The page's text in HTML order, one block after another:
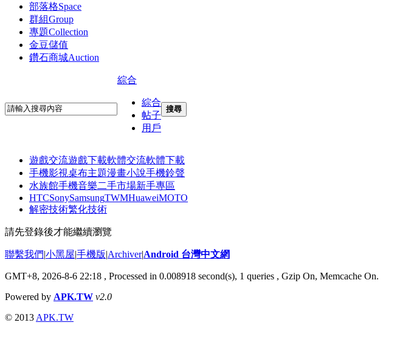
部落格Space
群組Group
專題Collection
金豆儲值
鑽石商城Auction
綜合
綜合
帖子
用戶
搜尋
遊戲交流遊戲下載軟體交流軟體下載
手機影視桌布主題漫畫小說手機鈴聲
水族館手機音樂二手市場新手專區
HTCSonySamsungTWMHuaweiMOTO
解密技術繁化技術
請先登錄後才能繼續瀏覽
聯繫我們|小黑屋|手機版|Archiver|Android 台灣中文網
GMT+8, 2026-8-6 22:18 , Processed in 0.008918 second(s), 1 queries , Gzip On, Memcache On.
Powered by APK.TW v2.0
© 2013 APK.TW